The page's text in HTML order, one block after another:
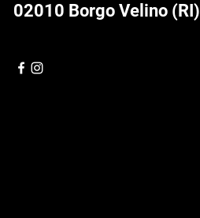
02010 Borgo Velino (RI)